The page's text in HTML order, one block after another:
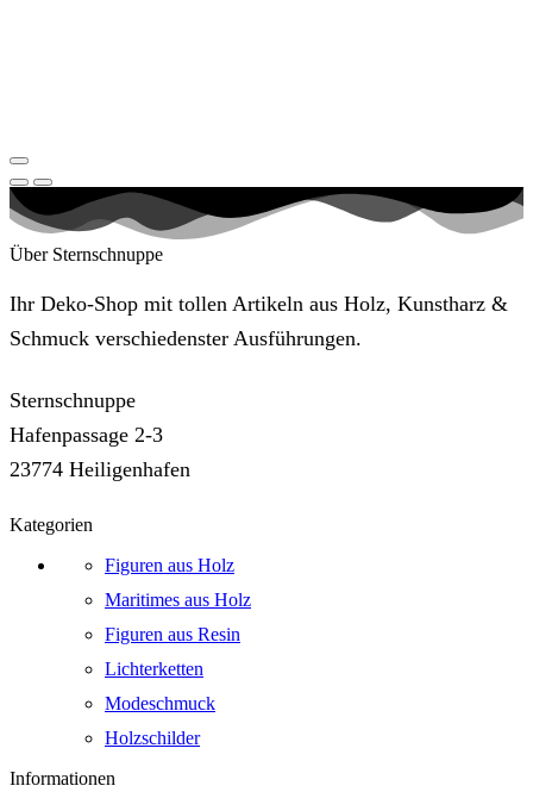
Über Sternschnuppe
Ihr Deko-Shop mit tollen Artikeln aus Holz, Kunstharz &
Schmuck verschiedenster Ausführungen.
Sternschnuppe
Hafenpassage 2-3
23774 Heiligenhafen
Kategorien
Figuren aus Holz
Maritimes aus Holz
Figuren aus Resin
Lichterketten
Modeschmuck
Holzschilder
Informationen